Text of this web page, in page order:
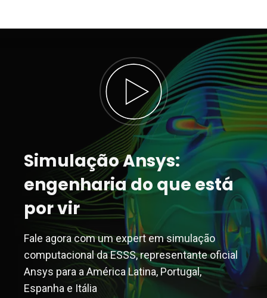
Simulação Ansys:
engenharia do que está
por vir
Fale agora com um expert em simulação
computacional da ESSS, representante oficial
Ansys para a América Latina, Portugal,
Espanha e Itália